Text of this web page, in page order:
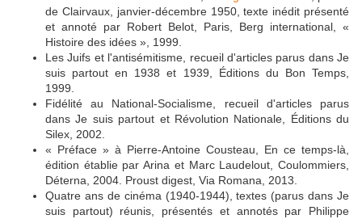
de Clairvaux, janvier-décembre 1950, texte inédit présenté
et annoté par Robert Belot, Paris, Berg international, «
Histoire des idées », 1999.
Les Juifs et l'antisémitisme, recueil d'articles parus dans Je
suis partout en 1938 et 1939, Éditions du Bon Temps,
1999.
Fidélité au National-Socialisme, recueil d'articles parus
dans Je suis partout et Révolution Nationale, Éditions du
Silex, 2002.
« Préface » à Pierre-Antoine Cousteau, En ce temps-là,
édition établie par Arina et Marc Laudelout, Coulommiers,
Déterna, 2004. Proust digest, Via Romana, 2013.
Quatre ans de cinéma (1940-1944), textes (parus dans Je
suis partout) réunis, présentés et annotés par Philippe